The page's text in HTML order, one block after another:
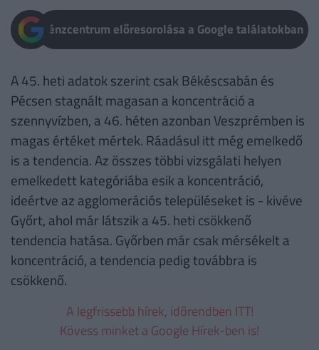
Pénzcentrum előresorolása a Google találatokban
A 45. heti adatok szerint csak Békéscsabán és
Pécsen stagnált magasan a koncentráció a
szennyvízben, a 46. héten azonban Veszprémben is
magas értéket mértek. Ráadásul itt még emelkedő
is a tendencia. Az összes többi vizsgálati helyen
emelkedett kategóriába esik a koncentráció,
ideértve az agglomerációs településeket is - kivéve
Győrt, ahol már látszik a 45. heti csökkenő
tendencia hatása. Győrben már csak mérsékelt a
koncentráció, a tendencia pedig továbbra is
csökkenő.
A legfrissebb hírek, időrendben ITT!
Kövess minket a Google Hírek-ben is!